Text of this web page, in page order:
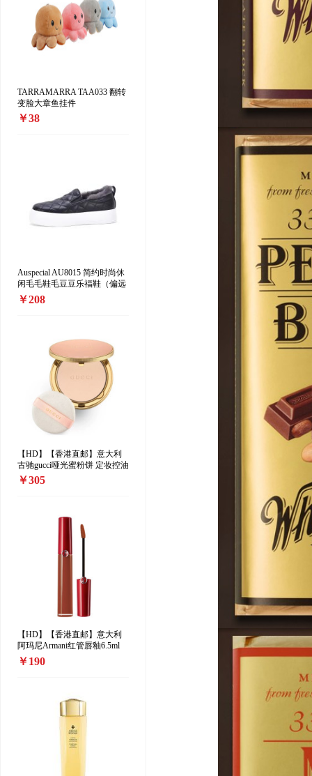
TARRAMARRA TAA033 翻转
变脸大章鱼挂件
￥38
Auspecial AU8015 简约时尚休
闲毛毛鞋毛豆豆乐福鞋（偏远
地区加收10元/双）
￥208
【HD】【香港直邮】意大利
古驰gucci哑光蜜粉饼 定妆控油
散粉10g 00#
￥305
【HD】【香港直邮】意大利
阿玛尼Armani红管唇釉6.5ml
208#
￥190